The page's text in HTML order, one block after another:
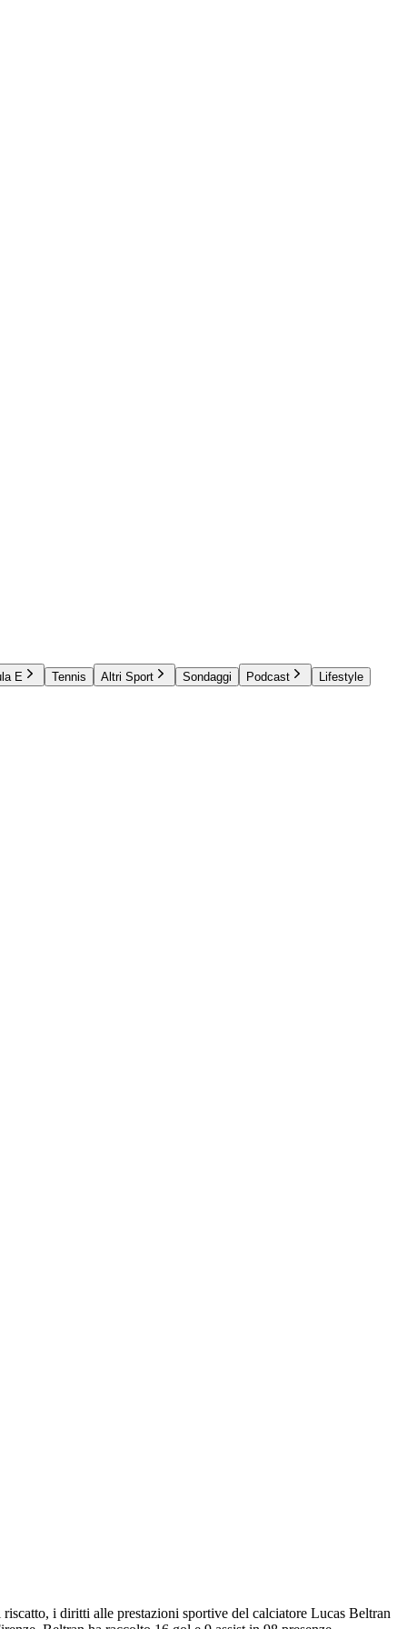
E Tennis Altri Sport Sondaggi Podcast Lifestyle
i diritti alle prestazioni sportive del calciatore Lucas Beltran